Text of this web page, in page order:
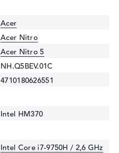
Acer
Acer Nitro
Acer Nitro 5
NH.Q5BEV.01C
4710180626551
Intel HM370
Intel Core i7-9750H / 2,6 GHz